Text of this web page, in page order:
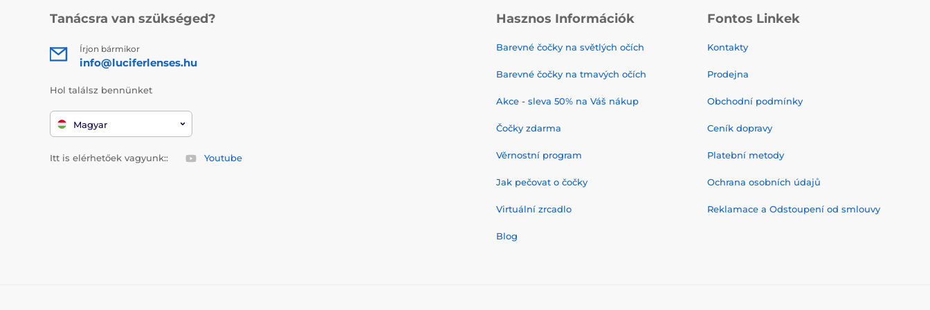
Tanácsra van szükséged?
Írjon bármikor
info@luciferlenses.hu
Hol találsz bennünket
Magyar
Itt is elérhetőek vagyunk:: Youtube
Hasznos Információk
Barevné čočky na světlých očích
Barevné čočky na tmavých očích
Akce - sleva 50% na Váš nákup
Čočky zdarma
Věrnostní program
Jak pečovat o čočky
Virtuální zrcadlo
Blog
Fontos Linkek
Kontakty
Prodejna
Obchodní podmínky
Ceník dopravy
Platební metody
Ochrana osobních údajů
Reklamace a Odstoupení od smlouvy